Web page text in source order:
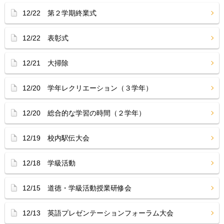
12/22 第２学期終業式
12/22 表彰式
12/21 大掃除
12/20 学年レクリエーション（３学年）
12/20 総合的な学習の時間（２学年）
12/19 校内駅伝大会
12/18 学級活動
12/15 道徳・学級活動授業研修会
12/13 英語プレゼンテーションフォーラム大会